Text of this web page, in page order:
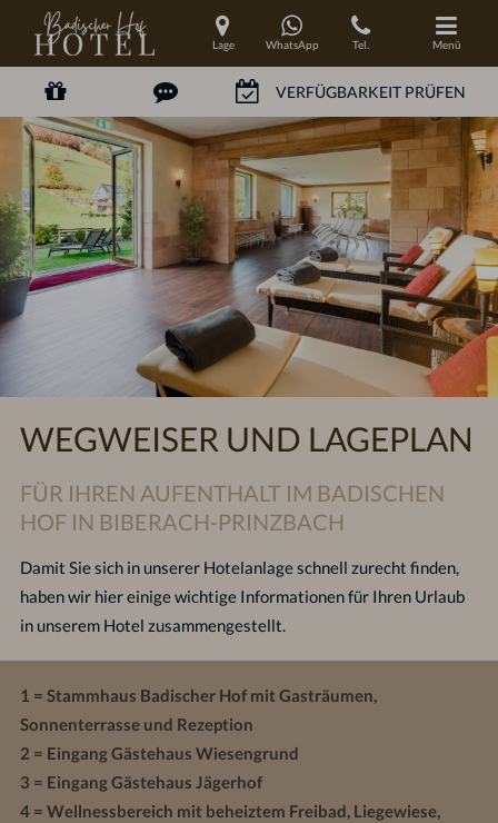
Lage WhatsApp Tel. Menü
WEGWEISER UND LAGEPLAN
FÜR IHREN AUFENTHALT IM BADISCHEN
HOF IN BIBERACH-PRINZBACH
Damit Sie sich in unserer Hotelanlage schnell zurecht finden,
haben wir hier einige wichtige Informationen für Ihren Urlaub
in unserem Hotel zusammengestellt.
1 = Stammhaus Badischer Hof mit Gasträumen,
Sonnenterrasse und Rezeption
2 = Eingang Gästehaus Wiesengrund
3 = Eingang Gästehaus Jägerhof
4 = Wellnessbereich mit beheiztem Freibad, Liegewiese,